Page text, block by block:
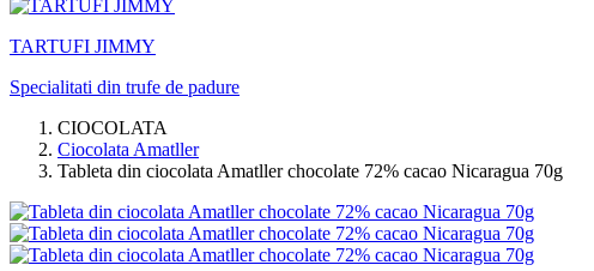
TARTUFI JIMMY
Specialitati din trufe de padure
CIOCOLATA
Ciocolata Amatller
Tableta din ciocolata Amatller chocolate 72% cacao Nicaragua 70g